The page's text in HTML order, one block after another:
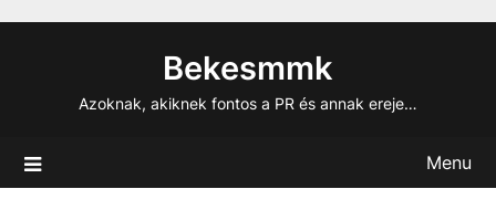
Bekesmmk
Azoknak, akiknek fontos a PR és annak ereje…
Menu